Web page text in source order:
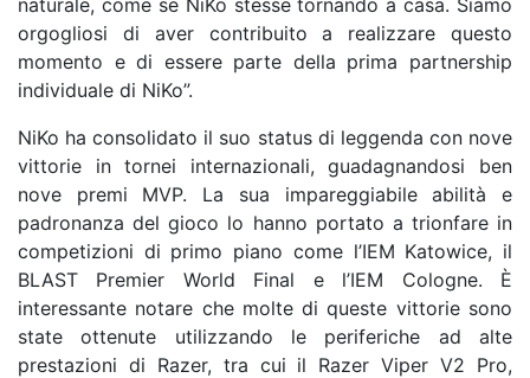
orgogliosi di aver contribuito a realizzare questo
momento e di essere parte della prima partnership
individuale di NiKo”.
NiKo ha consolidato il suo status di leggenda con nove
vittorie in tornei internazionali, guadagnandosi ben
nove premi MVP. La sua impareggiabile abilità e
padronanza del gioco lo hanno portato a trionfare in
competizioni di primo piano come l’IEM Katowice, il
BLAST Premier World Final e l’IEM Cologne. È
interessante notare che molte di queste vittorie sono
state ottenute utilizzando le periferiche ad alte
prestazioni di Razer, tra cui il Razer Viper V2 Pro,